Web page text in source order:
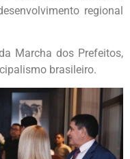
regional
Marcha dos Prefeitos,
brasileiro.